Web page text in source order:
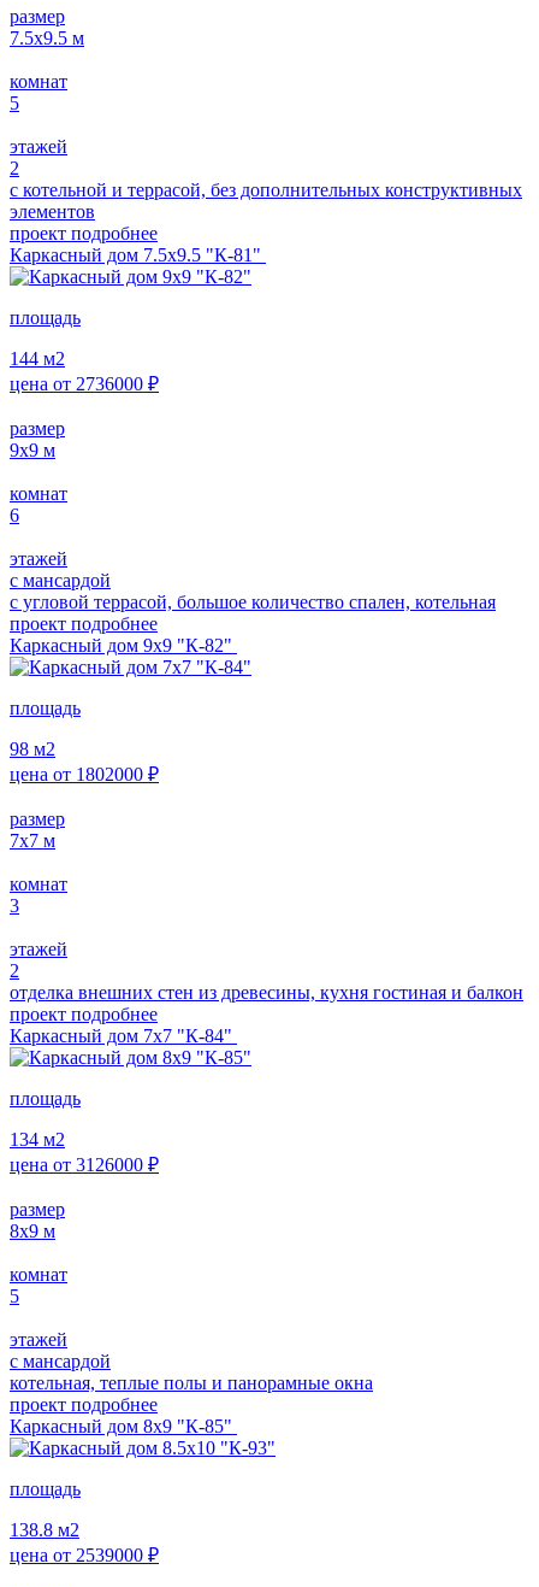
размер
7.5х9.5 м
комнат
5
этажей
2
с котельной и террасой, без дополнительных конструктивных
элементов
проект подробнее
Каркасный дом 7.5х9.5 "К-81"
площадь
144 м2
цена от 2736000 ₽
размер
9х9 м
комнат
6
этажей
с мансардой
с угловой террасой, большое количество спален, котельная
проект подробнее
Каркасный дом 9х9 "К-82"
площадь
98 м2
цена от 1802000 ₽
размер
7х7 м
комнат
3
этажей
2
отделка внешних стен из древесины, кухня гостиная и балкон
проект подробнее
Каркасный дом 7х7 "К-84"
площадь
134 м2
цена от 3126000 ₽
размер
8х9 м
комнат
5
этажей
с мансардой
котельная, теплые полы и панорамные окна
проект подробнее
Каркасный дом 8х9 "К-85"
площадь
138.8 м2
цена от 2539000 ₽